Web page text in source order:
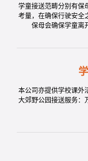
学童接送范畴分别有保
考量，在确保行驶安全
保母会确保学童离
本公司亦提供学校课外
大郊野公园接送服务